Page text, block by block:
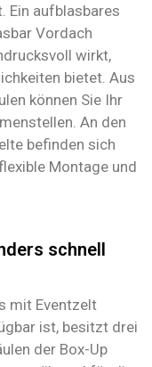
Ein aufblasbares
Vordach
wirkt,
bietet. Aus
können Sie Ihr
An den
befinden sich
Montage und
schnell
mit Eventzelt
ist, besitzt drei
der Box-Up